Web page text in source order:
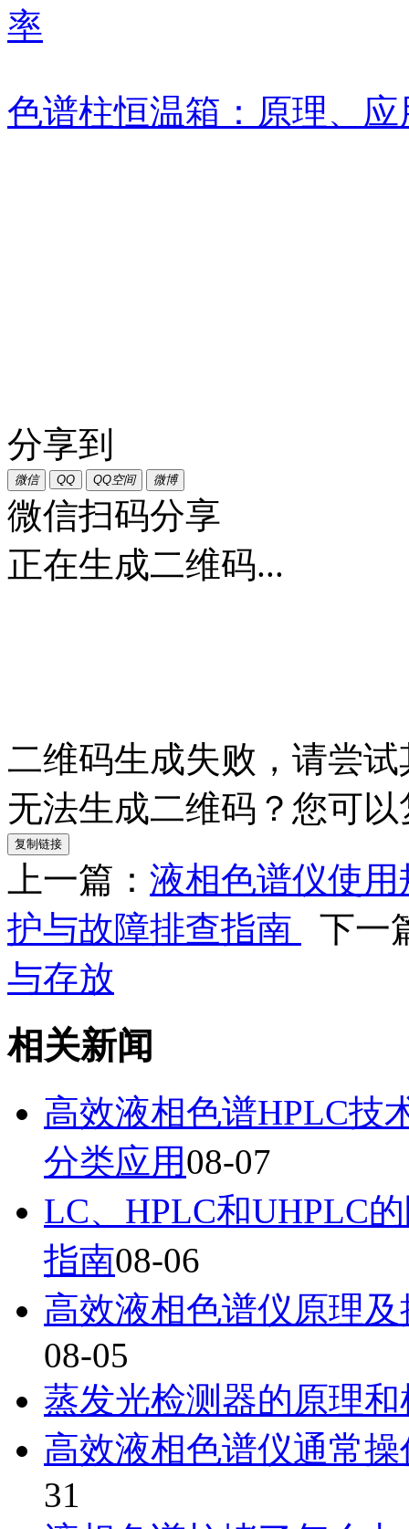
率
色谱柱恒温箱：原理、
分享到
微信 QQ QQ空间 微博
微信扫码分享
正在生成二维码...
二维码生成失败，请尝
无法生成二维码？您可
复制链接
上一篇： 液相色谱仪使
护与故障排查指南
下一
与存放
相关新闻
高效液相色谱HPLC技
分类应用08-07
LC、HPLC和UHPLC
指南08-06
高效液相色谱仪原理
08-05
蒸发光检测器的原理
高效液相色谱仪通常
31